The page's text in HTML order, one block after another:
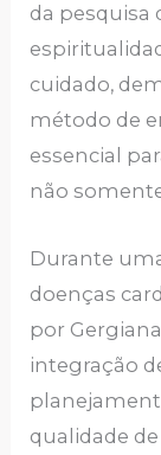
da pesquisa
cuidado,
método de
essencial
não
Durante
doenças
por
integração
qualidade